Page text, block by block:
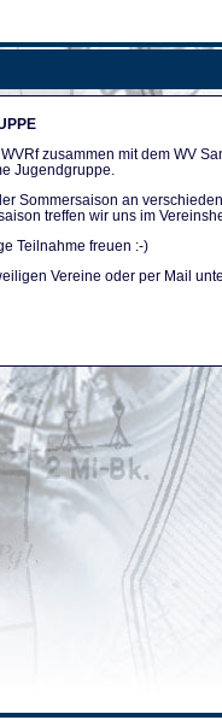
zusammen mit dem WV
Jugendgruppe.
Sommersaison an
treffen wir uns im
Teilnahme freuen :-)
Vereine oder per Mail